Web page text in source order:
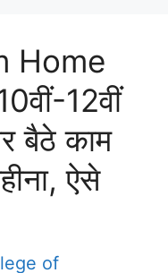
Home
12वीं
बैठे काम
ऐसे
of